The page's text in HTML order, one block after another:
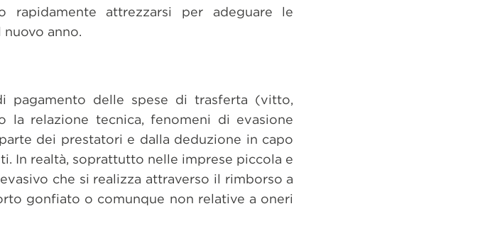
attrezzarsi per adeguare le
anno.
pagamento delle spese di trasferta (vitto,
la relazione tecnica, fenomeni di evasione
dei prestatori e dalla deduzione in capo
In realtà, soprattutto nelle imprese piccola e
che si realizza attraverso il rimborso a
gonfiato o comunque non relative a oneri